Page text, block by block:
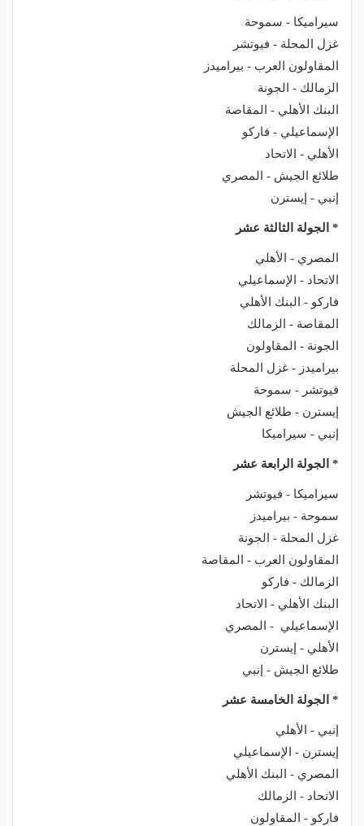
سيراميكا - سموحة
غزل المحلة - فيوتشر
المقاولون العرب - بيراميدز
الزمالك - الجونة
البنك الأهلي - المقاصة
الإسماعيلي - فاركو
الأهلي - الاتحاد
طلائع الجيش - المصري
إنبي - إيسترن
* الجولة الثالثة عشر
المصري - الأهلي
الاتحاد - الإسماعيلي
فاركو - البنك الأهلي
المقاصة - الزمالك
الجونة - المقاولون
بيراميدز - غزل المحلة
فيوتشر - سموحة
إيسترن - طلائع الجيش
إنبي - سيراميكا
* الجولة الرابعة عشر
سيراميكا - فيوتشر
سموحة - بيراميدز
غزل المحلة - الجونة
المقاولون العرب - المقاصة
الزمالك - فاركو
البنك الأهلي - الاتحاد
الإسماعيلي - المصري
الأهلي - إيسترن
طلائع الجيش - إنبي
* الجولة الخامسة عشر
إنبي - الأهلي
إيسترن - الإسماعيلي
المصري - البنك الأهلي
الاتحاد - الزمالك
فاركو - المقاولون